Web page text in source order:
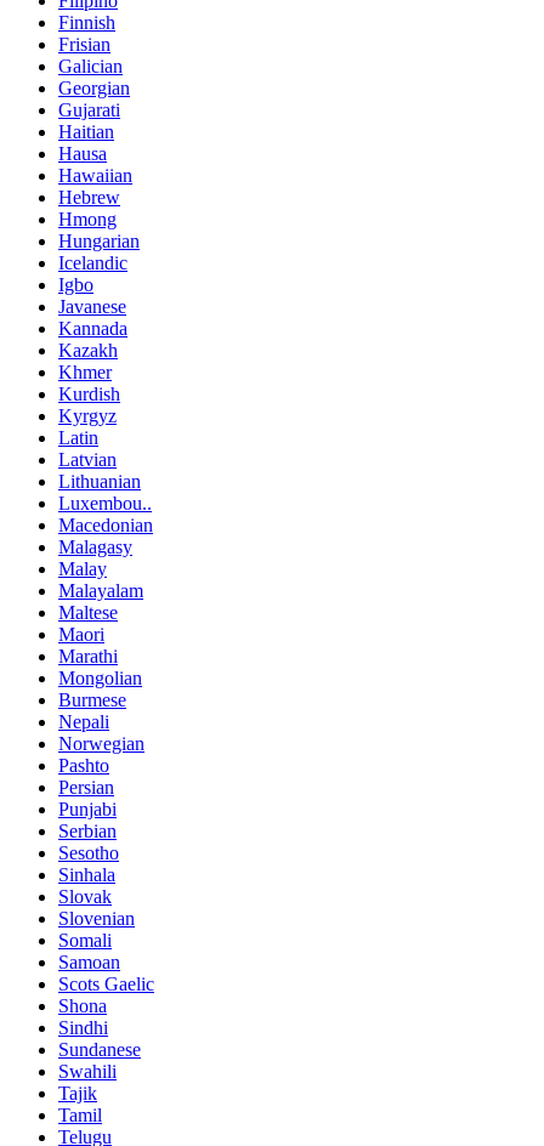
Finnish
Frisian
Galician
Georgian
Gujarati
Haitian
Hausa
Hawaiian
Hebrew
Hmong
Hungarian
Icelandic
Igbo
Javanese
Kannada
Kazakh
Khmer
Kurdish
Kyrgyz
Latin
Latvian
Lithuanian
Luxembou..
Macedonian
Malagasy
Malay
Malayalam
Maltese
Maori
Marathi
Mongolian
Burmese
Nepali
Norwegian
Pashto
Persian
Punjabi
Serbian
Sesotho
Sinhala
Slovak
Slovenian
Somali
Samoan
Scots Gaelic
Shona
Sindhi
Sundanese
Swahili
Tajik
Tamil
Telugu